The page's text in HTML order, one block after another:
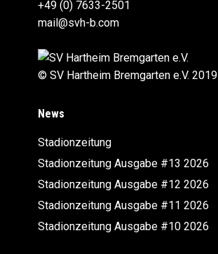
+49 (0) 7633-2501
mail@svh-b.com
© SV Hartheim Bremgarten e.V. 2019
News
Stadionzeitung
Stadionzeitung Ausgabe #13 2026
Stadionzeitung Ausgabe #12 2026
Stadionzeitung Ausgabe #11 2026
Stadionzeitung Ausgabe #10 2026